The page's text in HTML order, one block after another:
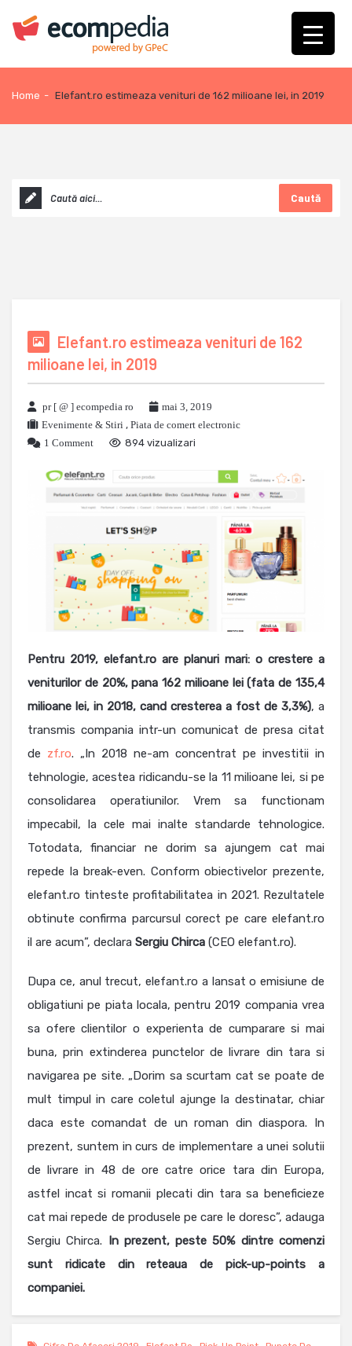
Home - Elefant.ro estimeaza venituri de 162 milioane lei, in 2019
Caută
Elefant.ro estimeaza venituri de 162
milioane lei, in 2019
pr [ @ ] ecompedia ro
mai 3, 2019
Evenimente & Stiri , Piata de comert electronic
1 Comment
894 vizualizari
Pentru 2019, elefant.ro are planuri mari: o crestere a
veniturilor de 20%, pana 162 milioane lei (fata de 135,4
milioane lei, in 2018, cand cresterea a fost de 3,3%), a
transmis compania intr-un comunicat de presa citat
de zf.ro. „In 2018 ne-am concentrat pe investitii in
tehnologie, acestea ridicandu-se la 11 milioane lei, si pe
consolidarea operatiunilor. Vrem sa functionam
impecabil, la cele mai inalte standarde tehnologice.
Totodata, financiar ne dorim sa ajungem cat mai
repede la break-even. Conform obiectivelor prezente,
elefant.ro tinteste profitabilitatea in 2021. Rezultatele
obtinute confirma parcursul corect pe care elefant.ro
il are acum”, declara Sergiu Chirca (CEO elefant.ro).
Dupa ce, anul trecut, elefant.ro a lansat o emisiune de
obligatiuni pe piata locala, pentru 2019 compania vrea
sa ofere clientilor o experienta de cumparare si mai
buna, prin extinderea punctelor de livrare din tara si
navigarea pe site. „Dorim sa scurtam cat se poate de
mult timpul in care coletul ajunge la destinatar, chiar
daca este comandat de un roman din diaspora. In
prezent, suntem in curs de implementare a unei solutii
de livrare in 48 de ore catre orice tara din Europa,
astfel incat si romanii plecati din tara sa beneficieze
cat mai repede de produsele pe care le doresc”, adauga
Sergiu Chirca. In prezent, peste 50% dintre comenzi
sunt ridicate din reteaua de pick-up-points a
companiei.